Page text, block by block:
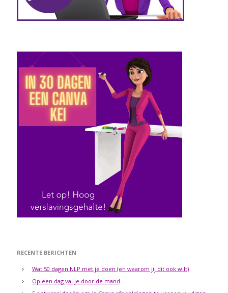
RECENTE BERICHTEN
Wat 50 dagen NLP met je doen (en waarom jij dit ook wilt)
Op een dag val je door de mand